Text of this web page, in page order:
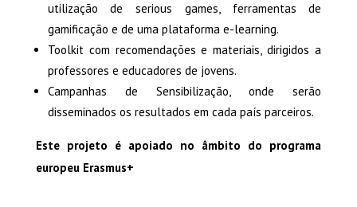
utilização de serious games, ferramentas de
gamificação e de uma plataforma e-learning.
Toolkit com recomendações e materiais, dirigidos a
professores e educadores de jovens.
Campanhas de Sensibilização, onde serão
disseminados os resultados em cada país parceiros.
Este projeto é apoiado no âmbito do programa
europeu Erasmus+